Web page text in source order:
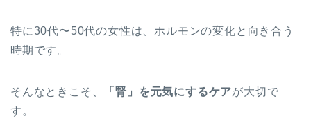
特に30代〜50代の女性は、ホルモンの変化と向き合う
時期です。
そんなときこそ、 「腎」を元気にするケアが大切で
す。